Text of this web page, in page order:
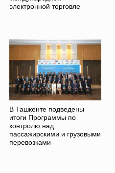
электронной торговле
В Ташкенте подведены
итоги Программы по
контролю над
пассажирскими и грузовыми
перевозками